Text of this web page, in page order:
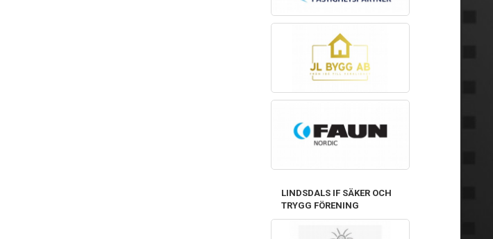
LINDSDALS IF SÄKER OCH
TRYGG FÖRENING